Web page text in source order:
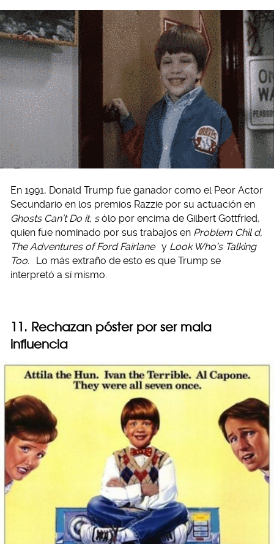
En 1991, Donald Trump fue ganador como el Peor Actor
Secundario en los premios Razzie por su actuación en
Ghosts Can’t Do it, s ólo por encima de Gilbert Gottfried,
quien fue nominado por sus trabajos en Problem Chil d,
The Adventures of Ford Fairlane y Look Who’s Talking
Too.
Lo más extraño de esto es que Trump se
interpretó a sí mismo.
11. Rechazan póster por ser mala
influencia